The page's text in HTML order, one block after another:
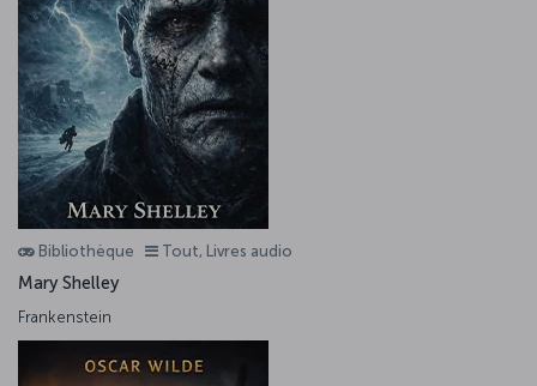
Bibliothèque Tout, Livres audio
Mary Shelley
Frankenstein